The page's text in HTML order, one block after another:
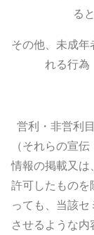
る
その他、未成
れる行為
営利・非営利
（それらの宣
情報の掲載又
許可したものを
っても、当該
させるような